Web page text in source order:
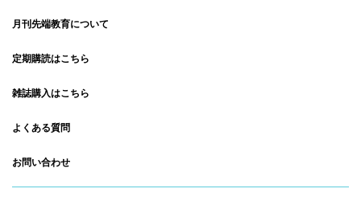
月刊先端教育について
定期購読はこちら
雑誌購入はこちら
よくある質問
お問い合わせ